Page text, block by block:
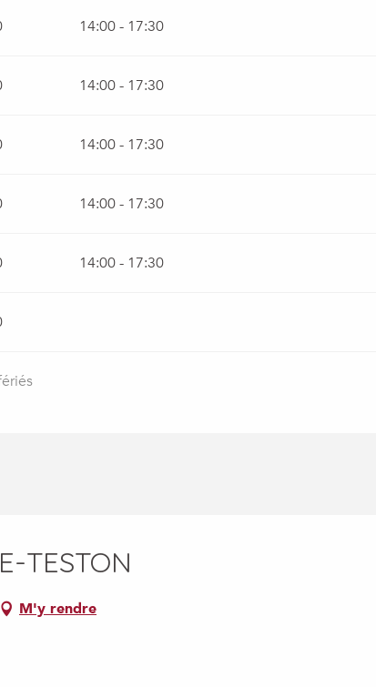
14:00 - 17:30
14:00 - 17:30
14:00 - 17:30
14:00 - 17:30
14:00 - 17:30
TESTON
M'y rendre